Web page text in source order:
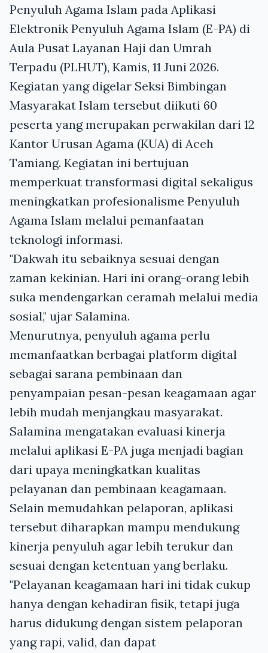
Penyuluh Agama Islam pada Aplikasi
Elektronik Penyuluh Agama Islam (E-PA) di
Aula Pusat Layanan Haji dan Umrah
Terpadu (PLHUT), Kamis, 11 Juni 2026.
Kegiatan yang digelar Seksi Bimbingan
Masyarakat Islam tersebut diikuti 60
peserta yang merupakan perwakilan dari 12
Kantor Urusan Agama (KUA) di Aceh
Tamiang. Kegiatan ini bertujuan
memperkuat transformasi digital sekaligus
meningkatkan profesionalisme Penyuluh
Agama Islam melalui pemanfaatan
teknologi informasi.
"Dakwah itu sebaiknya sesuai dengan
zaman kekinian. Hari ini orang-orang lebih
suka mendengarkan ceramah melalui media
sosial," ujar Salamina.
Menurutnya, penyuluh agama perlu
memanfaatkan berbagai platform digital
sebagai sarana pembinaan dan
penyampaian pesan-pesan keagamaan agar
lebih mudah menjangkau masyarakat.
Salamina mengatakan evaluasi kinerja
melalui aplikasi E-PA juga menjadi bagian
dari upaya meningkatkan kualitas
pelayanan dan pembinaan keagamaan.
Selain memudahkan pelaporan, aplikasi
tersebut diharapkan mampu mendukung
kinerja penyuluh agar lebih terukur dan
sesuai dengan ketentuan yang berlaku.
"Pelayanan keagamaan hari ini tidak cukup
hanya dengan kehadiran fisik, tetapi juga
harus didukung dengan sistem pelaporan
yang rapi, valid, dan dapat